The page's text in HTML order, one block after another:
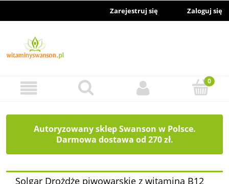
Zarejestruj się Zaloguj się
Autoryzowany sklep Swanson w Polsce.
Darmowa dostawa od 270 zł.
Solgar Drożdże piwowarskie z witaminą B12